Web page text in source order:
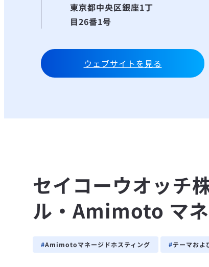
東京都中央区銀座1丁
目26番1号
ウェブサイトを見る
セイコーウオッチ
ル・Amimoto マ
Amimotoマネージドホスティング テーマおよ